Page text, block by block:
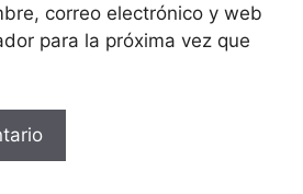
correo electrónico y web
para la próxima vez que